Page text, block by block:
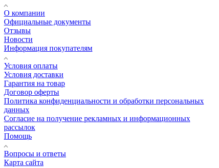
О компании
Официальные документы
Отзывы
Новости
Информация покупателям
Условия оплаты
Условия доставки
Гарантия на товар
Договор оферты
Политика конфиденциальности и обработки персональных
данных
Согласие на получение рекламных и информационных
рассылок
Помощь
Вопросы и ответы
Карта сайта